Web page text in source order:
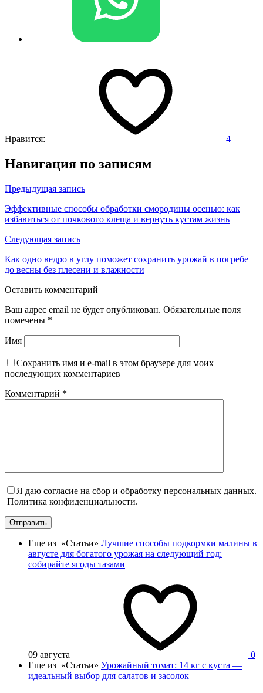
Нравится: 4
Навигация по записям
Предыдущая запись
Эффективные способы обработки смородины осенью: как
избавиться от почкового клеща и вернуть кустам жизнь
Следующая запись
Как одно ведро в углу поможет сохранить урожай в погребе
до весны без плесени и влажности
Оставить комментарий
Ваш адрес email не будет опубликован. Обязательные поля
помечены *
Имя
Сохранить имя и e-mail в этом браузере для моих
последующих комментариев
Комментарий *
Я даю согласие на сбор и обработку персональных данных.
Политика конфиденциальности.
Отправить
Еще из «Статьи» Лучшие способы подкормки малины в
августе для богатого урожая на следующий год:
собирайте ягоды тазами
09 августа
0
Еще из «Статьи» Урожайный томат: 14 кг с куста —
идеальный выбор для салатов и засолок